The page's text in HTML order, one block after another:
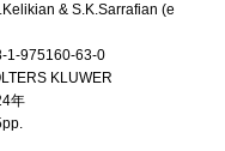
& S.K.Sarrafian (e
1-975160-63-0
KLUWER
年